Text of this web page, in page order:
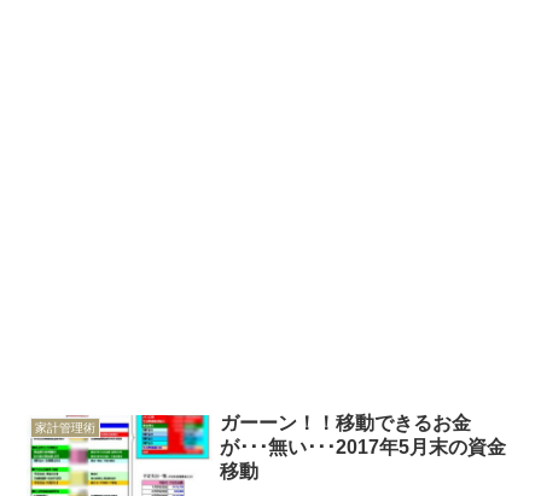
家計管理術
ガーーン！！移動できるお金
が･･･無い･･･2017年5月末の資金
移動